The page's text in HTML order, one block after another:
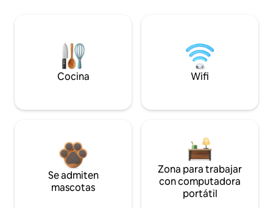
Cocina Wifi
Se admiten
mascotas
Zona para trabajar
con computadora
portátil